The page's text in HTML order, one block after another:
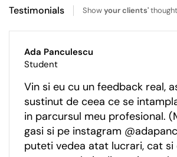
Testimonials Showyour clients'
Ada Panculescu
Student
Vin si eu cu un feedback real,
sustinut de ceea ce se
in parcursul meu profesional.
gasi si pe instagram
puteti vedea atat lucrari, cat si